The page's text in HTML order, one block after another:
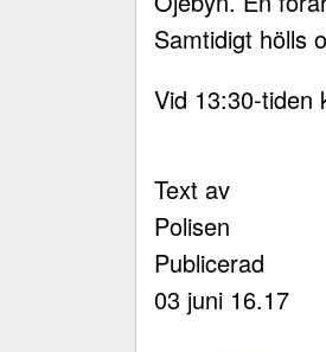
Samtidigt hölls
Vid 13:30-tiden
Text av
Polisen
Publicerad
03 juni 16.17